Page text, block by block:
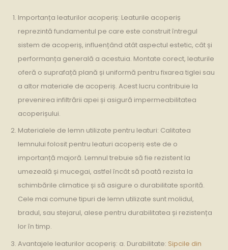
Importanța leaturilor acoperiș: Leaturile acoperiș
reprezintă fundamentul pe care este construit întregul
sistem de acoperiș, influențând atât aspectul estetic, cât și
performanța generală a acestuia. Montate corect, leaturile
oferă o suprafață plană și uniformă pentru fixarea tiglei sau
a altor materiale de acoperiș. Acest lucru contribuie la
prevenirea infiltrării apei și asigură impermeabilitatea
acoperișului.
Materialele de lemn utilizate pentru leaturi: Calitatea
lemnului folosit pentru leaturi acoperiș este de o
importanță majoră. Lemnul trebuie să fie rezistent la
umezeală și mucegai, astfel încât să poată rezista la
schimbările climatice și să asigure o durabilitate sporită.
Cele mai comune tipuri de lemn utilizate sunt molidul,
bradul, sau stejarul, alese pentru durabilitatea și rezistența
lor în timp.
Avantajele leaturilor acoperiș: a. Durabilitate: Sipcile din